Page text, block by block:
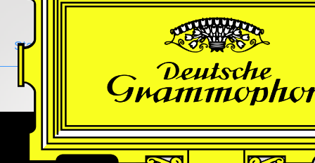
Stage Duo
VIDEO
Dutch National Opera
MANFRED TROJAHN –